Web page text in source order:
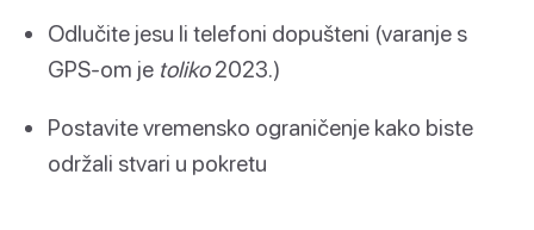
Odlučite jesu li telefoni dopušteni (varanje s
GPS-om je toliko2023.)
Postavite vremensko ograničenje kako biste
održali stvari u pokretu